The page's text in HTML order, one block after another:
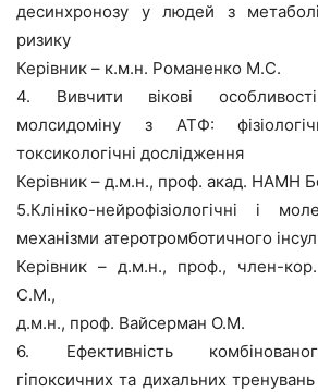
десинхронозу у людей з
ризику
Керівник – к.м.н. Романенко М.С.
4. Вивчити вікові
молсидоміну з АТФ:
токсикологічні дослідження
Керівник – д.м.н., проф. акад. НАМН
5.Клініко-нейрофізіологічні і
механізми атеротромботичного
Керівник – д.м.н., проф., член-
С.М.,
д.м.н., проф. Вайсерман О.М.
6. Ефективність
гіпоксичних та дихальних